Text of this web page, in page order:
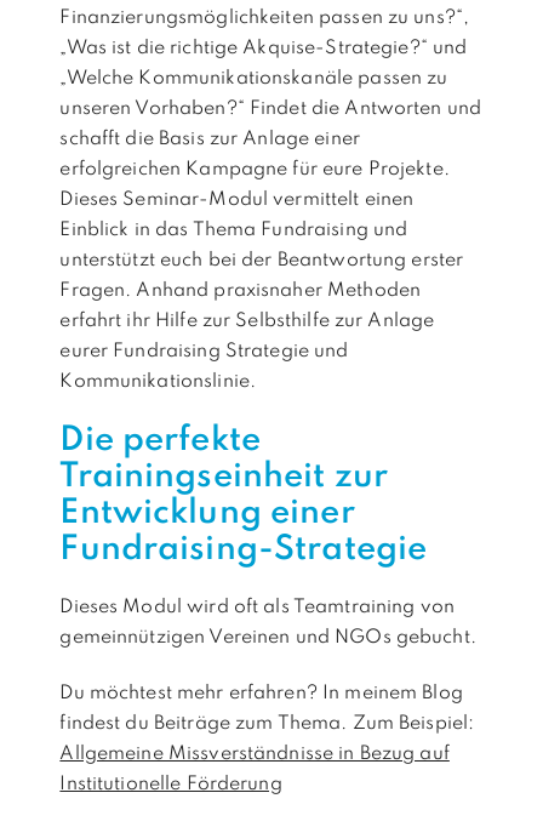
Finanzierungsmöglichkeiten passen zu uns?“,
„Was ist die richtige Akquise-Strategie?“ und
„Welche Kommunikationskanäle passen zu
unseren Vorhaben?“ Findet die Antworten und
schafft die Basis zur Anlage einer
erfolgreichen Kampagne für eure Projekte.
Dieses Seminar-Modul vermittelt einen
Einblick in das Thema Fundraising und
unterstützt euch bei der Beantwortung erster
Fragen. Anhand praxisnaher Methoden
erfahrt ihr Hilfe zur Selbsthilfe zur Anlage
eurer Fundraising Strategie und
Kommunikationslinie.
Die perfekte
Trainingseinheit zur
Entwicklung einer
Fundraising-Strategie
Dieses Modul wird oft als Teamtraining von
gemeinnützigen Vereinen und NGOs gebucht.
Du möchtest mehr erfahren? In meinem Blog
findest du Beiträge zum Thema. Zum Beispiel:
Allgemeine Missverständnisse in Bezug auf
Institutionelle Förderung